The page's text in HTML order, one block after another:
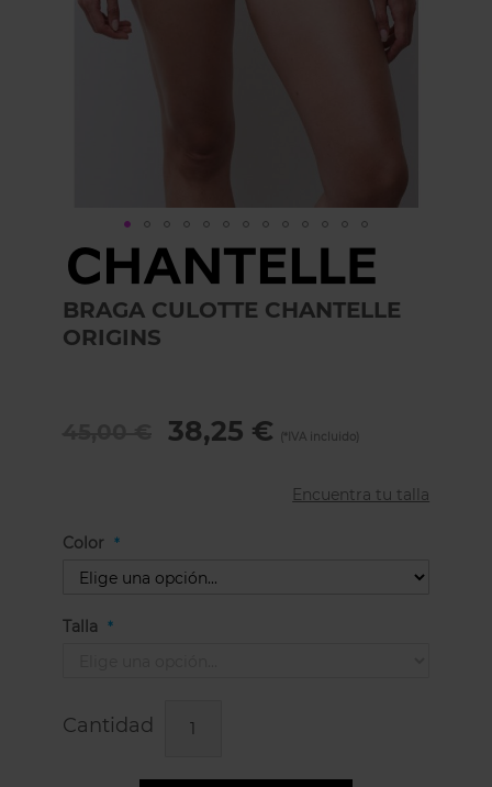
BRAGA CULOTTE CHANTELLE
ORIGINS
38,25 €
Encuentra tu talla
Color
Talla
Cantidad
beginning